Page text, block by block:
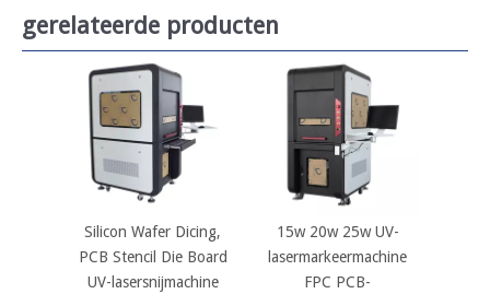
gerelateerde producten
Silicon Wafer Dicing,
PCB Stencil Die Board
UV-lasersnijmachine
15w 20w 25w UV-
lasermarkeermachine
FPC PCB-